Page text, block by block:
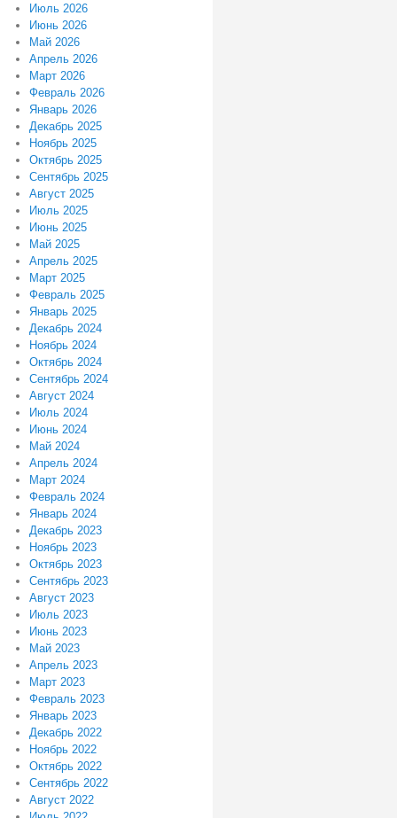
Июль 2026
Июнь 2026
Май 2026
Апрель 2026
Март 2026
Февраль 2026
Январь 2026
Декабрь 2025
Ноябрь 2025
Октябрь 2025
Сентябрь 2025
Август 2025
Июль 2025
Июнь 2025
Май 2025
Апрель 2025
Март 2025
Февраль 2025
Январь 2025
Декабрь 2024
Ноябрь 2024
Октябрь 2024
Сентябрь 2024
Август 2024
Июль 2024
Июнь 2024
Май 2024
Апрель 2024
Март 2024
Февраль 2024
Январь 2024
Декабрь 2023
Ноябрь 2023
Октябрь 2023
Сентябрь 2023
Август 2023
Июль 2023
Июнь 2023
Май 2023
Апрель 2023
Март 2023
Февраль 2023
Январь 2023
Декабрь 2022
Ноябрь 2022
Октябрь 2022
Сентябрь 2022
Август 2022